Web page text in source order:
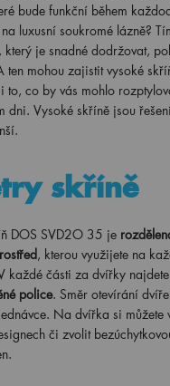
bude funkční během
luxusní soukromé lázně?
je snadné dodržovat,
ten mohou zajistit vysoké
to, co by vás mohlo
dni. Vysoké skříně jsou
skříně
DOS SVD2O 35 je
, kterou využijete na
každé části za dvířky najdete
police. Směr otevírání
Na dvířka si můžete
či zvolit